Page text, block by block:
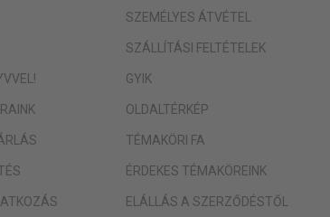
SZEMÉLYES ÁTVÉTEL
SZÁLLÍTÁSI FELTÉTELEK
GYIK
OLDALTÉRKÉP
TÉMAKÖRI FA
ÉRDEKES TÉMAKÖREINK
ELÁLLÁS A SZERZŐDÉSTŐL